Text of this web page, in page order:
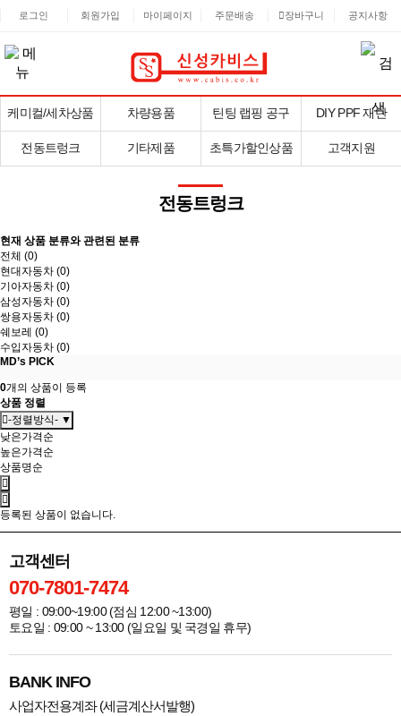
로그인 회원가입 마이페이지 주문배송 장바구니 공지사항
케미컬/세차상품 차량용품 틴팅 랩핑 공구 DIY PPF 재단
전동트렁크 기타제품 초특가할인상품 고객지원
전동트렁크
현재 상품 분류와 관련된 분류
전체 (0)
현대자동차 (0)
기아자동차 (0)
삼성자동차 (0)
쌍용자동차 (0)
쉐보레 (0)
수입자동차 (0)
MD’s PICK
0개의 상품이 등록
상품 정렬
-정렬방식- ▼
낮은가격순
높은가격순
상품명순
등록된 상품이 없습니다.
고객센터
070-7801-7474
평일 : 09:00~19:00 (점심 12:00 ~13:00)
토요일 : 09:00 ~ 13:00 (일요일 및 국경일 휴무)
BANK INFO
사업자전용계좌 (세금계산서발행)